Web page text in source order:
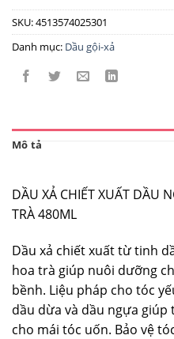
SKU:4513574025301
Danh mục: Dầu gội-xả
Mô tả
DẦU XẢ CHIẾT XUẤT DẦU
TRÀ 480ML
Dầu xả chiết xuất từ tinh
hoa trà giúp nuôi dưỡng
bềnh. Liệu pháp cho tóc
dầu dừa và dầu ngựa
cho mái tóc uốn. Bảo vệ